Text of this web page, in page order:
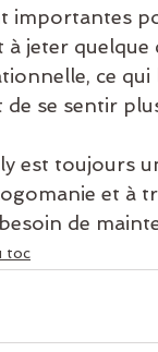
importantes
à jeter
ce
se sentir
est toujours
et à
de
toc